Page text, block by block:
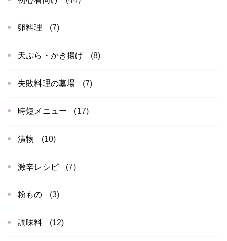
卵料理 (7)
天ぷら・かき揚げ (8)
失敗料理の墓場 (7)
時短メニュー (17)
漬物 (10)
激辛レシピ (7)
粉もの (3)
調味料 (12)